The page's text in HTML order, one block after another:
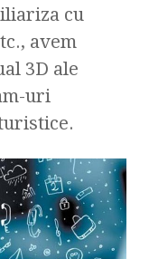
cu
avem
3D ale
uri